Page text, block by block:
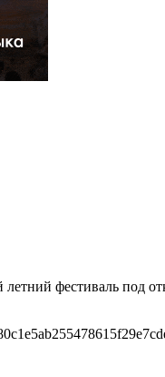
фестиваль под